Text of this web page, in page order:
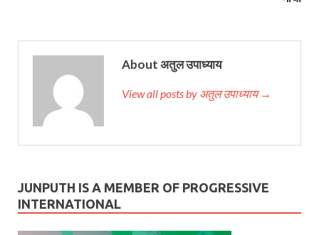
About अतुल उपाध्याय
View all posts by अतुल उपाध्याय →
JUNPUTH IS A MEMBER OF PROGRESSIVE
INTERNATIONAL